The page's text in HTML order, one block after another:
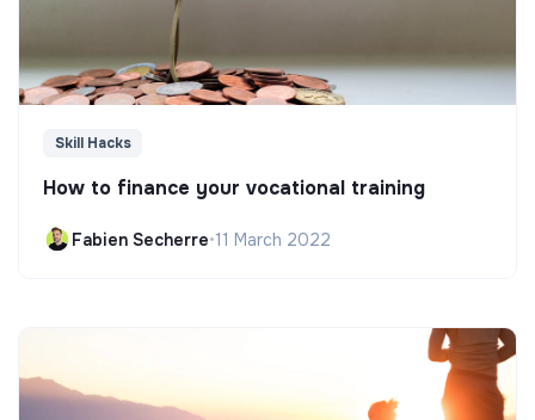
Skill Hacks
How to finance your vocational training
Fabien Secherre•11 March 2022